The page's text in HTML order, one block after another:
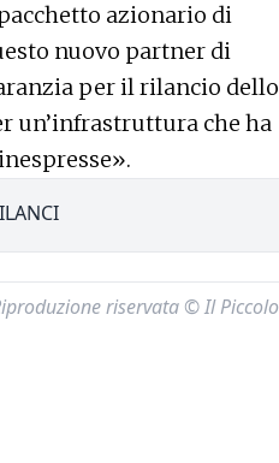
azionario di
nuovo partner di
per il rilancio dello
un’infrastruttura che ha
riservata © Il Piccolo